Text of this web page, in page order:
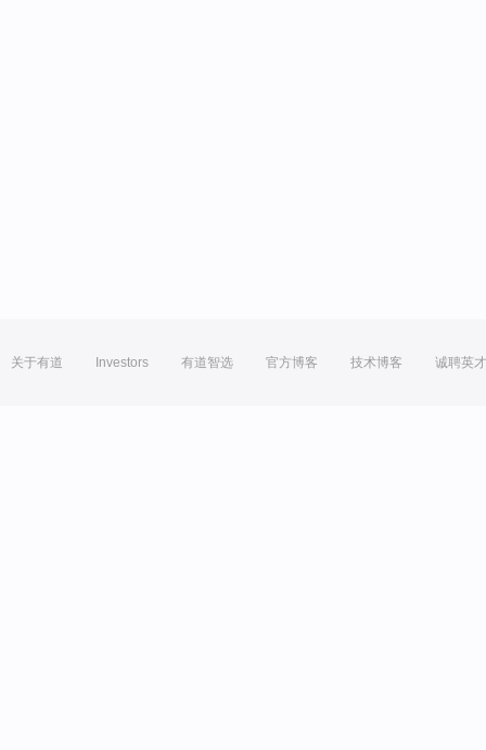
关于有道 Investors 有道智选 官方博客 技术博客 诚聘英才